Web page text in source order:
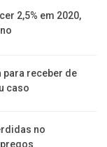
2,5% em 2020,
para receber de
caso
no